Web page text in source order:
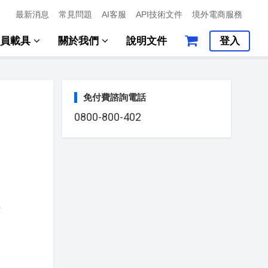
最新消息 常見問題 AI客服 API技術文件 境外電商服務
載具 關於我們 說明文件 登入
免付費諮詢電話
0800-800-402